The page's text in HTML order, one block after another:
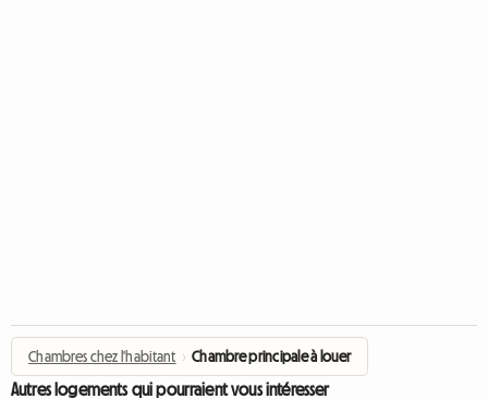
Chambres chez l'habitant › Chambre principale à louer
Autres logements qui pourraient vous intéresser